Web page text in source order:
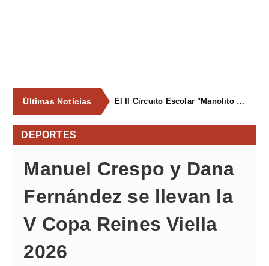
Últimas Noticias El II Circuito Escolar "Manolito el Pegu" volvió a reunir a las jóvenes promesas del ciclismo asturiano en El Carbayu
DEPORTES
Manuel Crespo y Dana
Fernández se llevan la
V Copa Reines Viella
2026